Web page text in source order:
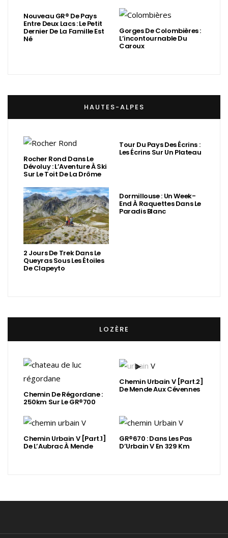
Nouveau GR® De Pays
Entre Deux Lacs : Le Petit
Dernier De La Famille Est
Né
Gorges De Colombières :
L’incontournable Du
Caroux
HAUTES-ALPES
Rocher Rond Dans Le
Dévoluy : L’Aventure À Ski
Sur Le Toit De La Drôme
Tour Du Pays Des Écrins :
Les Écrins Sur Un Plateau
2 Jours De Trek Dans Le
Queyras Sous Les Étoiles
De Clapeyto
Dormillouse : Un Week-
End À Raquettes Dans Le
Paradis Blanc
LOZÈRE
Chemin De Régordane :
250km Sur Le GR®700
Chemin Urbain V [Part.2]
De Mende Aux Cévennes
Chemin Urbain V [Part.1]
De L’Aubrac À Mende
GR®670 : Dans Les Pas
D’Urbain V En 329 Km